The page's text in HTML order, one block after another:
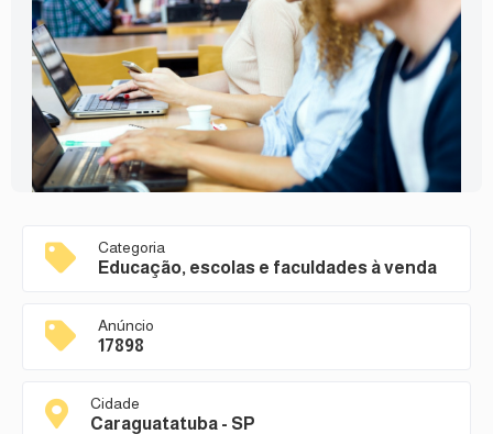
Categoria
Educação, escolas e faculdades à venda
Anúncio
17898
Cidade
Caraguatatuba - SP